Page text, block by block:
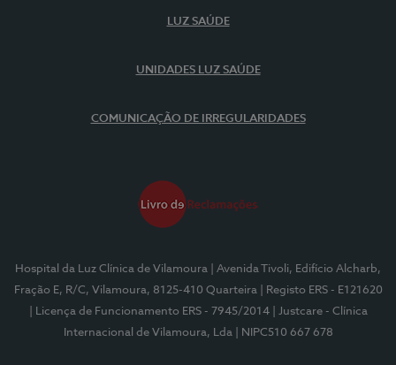
LUZ SAÚDE
UNIDADES LUZ SAÚDE
COMUNICAÇÃO DE IRREGULARIDADES
Hospital da Luz Clínica de Vilamoura
| Avenida Tivoli, Edifício Alcharb,
Fração E, R/C, Vilamoura, 8125-410 Quarteira
| Registo ERS - E121620
| Licença de Funcionamento ERS - 7945/2014
| Justcare - Clínica
Internacional de Vilamoura, Lda
| NIPC510 667 678